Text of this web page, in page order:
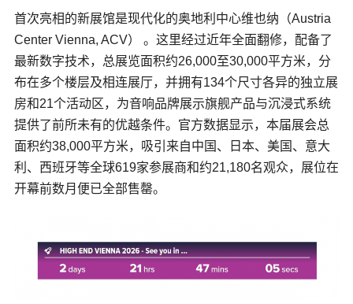
首次亮相的新展馆是现代化的奥地利中心维也纳（Austria
Center Vienna, ACV） 。这里经过近年全面翻修，配备了
最新数字技术，总展览面积约26,000至30,000平方米，分
布在多个楼层及相连展厅，并拥有134个尺寸各异的独立展
房和21个活动区，为音响品牌展示旗舰产品与沉浸式系统
提供了前所未有的优越条件。官方数据显示，本届展会总
面积约38,000平方米，吸引来自中国、日本、美国、意大
利、西班牙等全球619家参展商和约21,180名观众，展位在
开幕前数月便已全部售罄。